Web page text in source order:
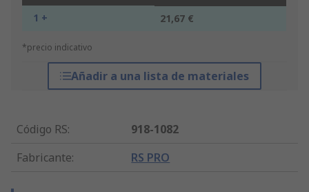
1 + 21,67 €
*precio indicativo
Añadir a una lista de materiales
Código RS:
918-1082
Fabricante: RS PRO